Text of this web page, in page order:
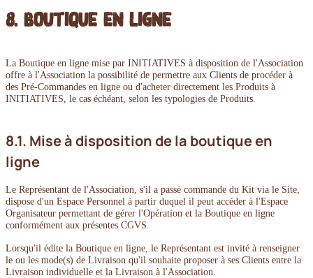
8. Boutique en ligne
La Boutique en ligne mise par INITIATIVES à disposition de l'Association
offre à l'Association la possibilité de permettre aux Clients de procéder à
des Pré-Commandes en ligne ou d'acheter directement les Produits à
INITIATIVES, le cas échéant, selon les typologies de Produits.
8.1. Mise à disposition de la boutique en
ligne
Le Représentant de l'Association, s'il a passé commande du Kit via le Site,
dispose d'un Espace Personnel à partir duquel il peut accéder à l'Espace
Organisateur permettant de gérer l'Opération et la Boutique en ligne
conformément aux présentes CGVS.
Lorsqu'il édite la Boutique en ligne, le Représentant est invité à renseigner
le ou les mode(s) de Livraison qu'il souhaite proposer à ses Clients entre la
Livraison individuelle et la Livraison à l'Association.